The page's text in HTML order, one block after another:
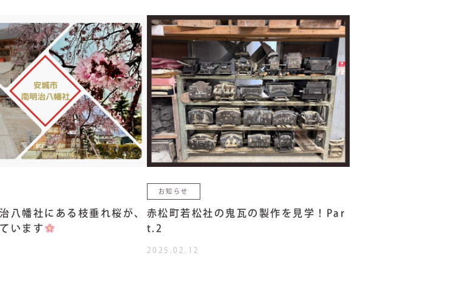
八幡社にある枝垂れ桜が、
います
お知らせ
赤松町若松社の鬼瓦の製作を見学！Par
t.2
2025.02.12